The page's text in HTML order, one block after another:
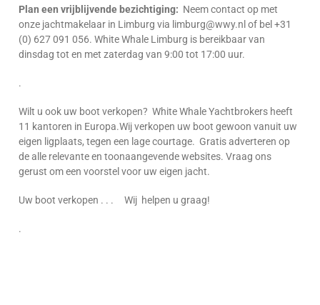
Plan een vrijblijvende bezichtiging: Neem contact op met
onze jachtmakelaar in Limburg via limburg@wwy.nl of bel +31
(0) 627 091 056. White Whale Limburg is bereikbaar van
dinsdag tot en met zaterdag van 9:00 tot 17:00 uur.
.
Wilt u ook uw boot verkopen? White Whale Yachtbrokers heeft
11 kantoren in Europa.Wij verkopen uw boot gewoon vanuit uw
eigen ligplaats, tegen een lage courtage. Gratis adverteren op
de alle relevante en toonaangevende websites. Vraag ons
gerust om een voorstel voor uw eigen jacht.
Uw boot verkopen . . . Wij helpen u graag!
.